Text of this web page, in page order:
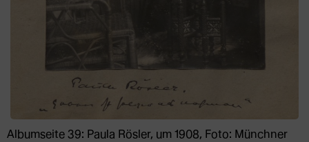
Albumseite 39: Paula Rösler, um 1908, Foto: Münchner